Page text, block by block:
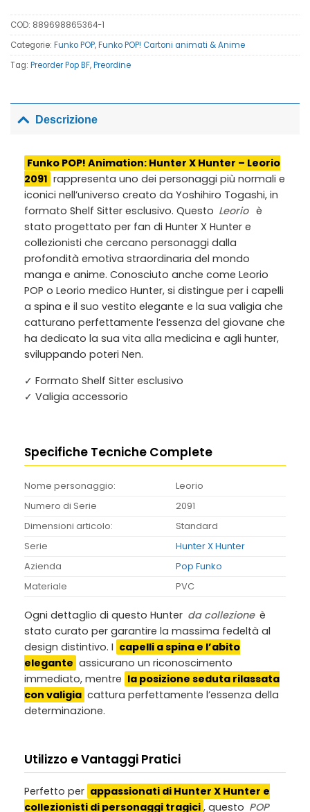
COD: 889698865364-1
Categorie: Funko POP,Funko POP! Cartoni animati & Anime
Tag: Preorder Pop BF,Preordine
Descrizione
Funko POP! Animation: Hunter X Hunter – Leorio
2091 rappresenta uno dei personaggi più normali e
iconici nell’universo creato da Yoshihiro Togashi, in
formato Shelf Sitter esclusivo. Questo Leorio è
stato progettato per fan di Hunter X Hunter e
collezionisti che cercano personaggi dalla
profondità emotiva straordinaria del mondo
manga e anime. Conosciuto anche come Leorio
POP o Leorio medico Hunter, si distingue per i capelli
a spina e il suo vestito elegante e la sua valigia che
catturano perfettamente l’essenza del giovane che
ha dedicato la sua vita alla medicina e agli hunter,
sviluppando poteri Nen.
✓ Formato Shelf Sitter esclusivo
✓ Valigia accessorio
Specifiche Tecniche Complete
Nome personaggio:
Leorio
Numero di Serie
2091
Dimensioni articolo:
Standard
Serie
Hunter X Hunter
Azienda
Pop Funko
Materiale
PVC
Ogni dettaglio di questo Hunter da collezione è
stato curato per garantire la massima fedeltà al
design distintivo. I capelli a spina e l’abito
elegante assicurano un riconoscimento
immediato, mentre la posizione seduta rilassata
con valigia cattura perfettamente l’essenza della
determinazione.
Utilizzo e Vantaggi Pratici
Perfetto per appassionati di Hunter X Hunter e
collezionisti di personaggi tragici , questo POP